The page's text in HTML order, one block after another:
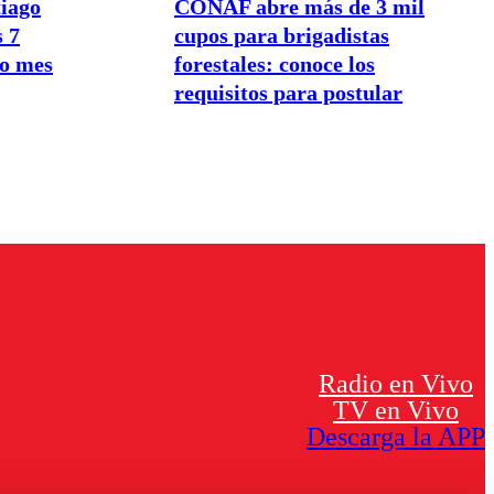
7
mes
CONAF abre más de 3 mil
cupos para brigadistas
forestales: conoce los
requisitos para postular
Radio en Vivo
TV en Vivo
Descarga la APP